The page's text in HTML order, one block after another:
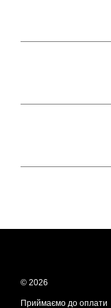
© 2026
Приймаємо до оплати